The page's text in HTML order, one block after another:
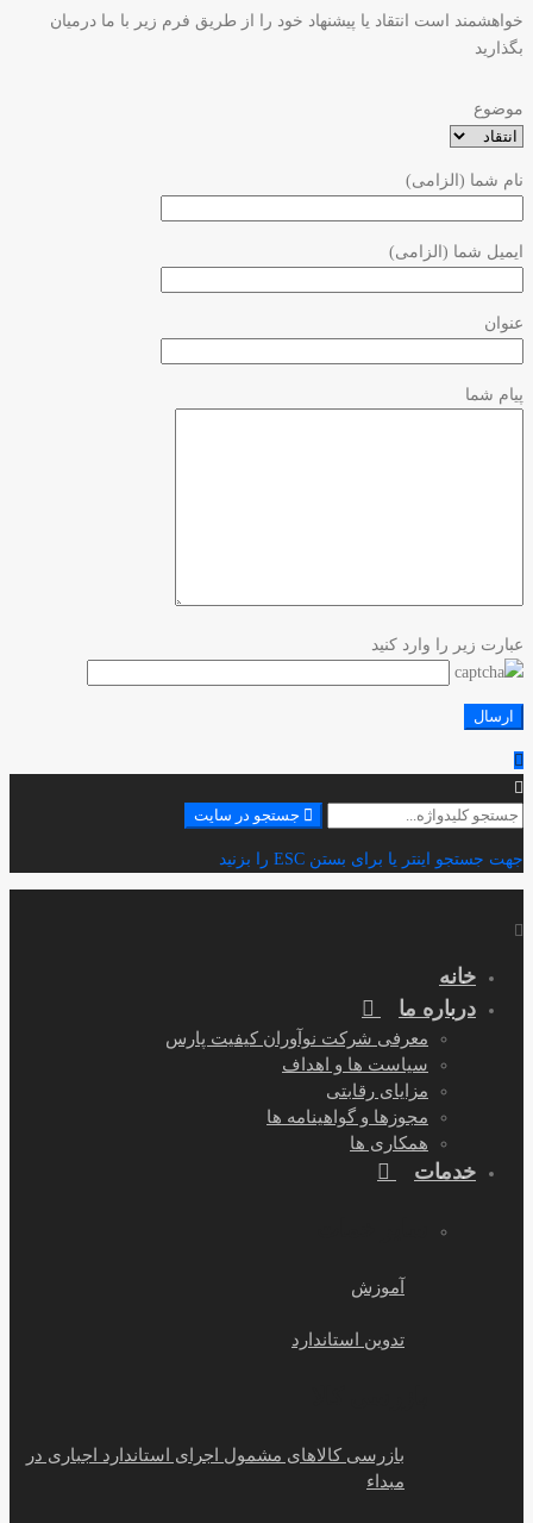
خواهشمند است انتقاد یا پیشنهاد خود را از طریق فرم زیر با ما درمیان
بگذارید
موضوع
نام شما (الزامی)
ایمیل شما (الزامی)
عنوان
پیام شما
عبارت زیر را وارد کنید
جستجو
جستجو در سایت
جهت جستجو اینتر یا برای بستن ESC را بزنید
خانه
درباره ما
معرفی شرکت نوآوران کیفیت پارس
سیاست ها و اهداف
مزایای رقابتی
مجوزها و گواهینامه ها
همکاری ها
خدمات
آموزش
تدوین استاندارد
بازرسی کالاهای مشمول اجرای استاندارد اجباری در
مبداء